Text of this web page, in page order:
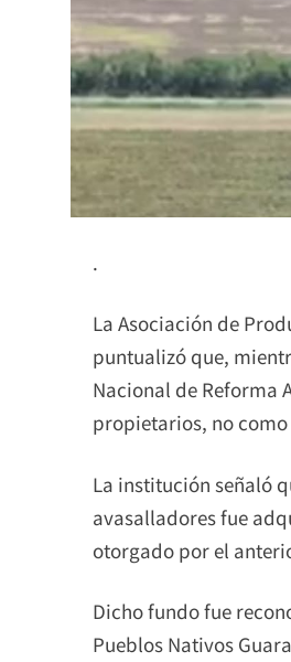
.
La Asociación de
puntualizó que,
Nacional de Reforma
propietarios, no
La institución señaló
avasalladores fue
otorgado por el
Dicho fundo fue
Pueblos Nativos